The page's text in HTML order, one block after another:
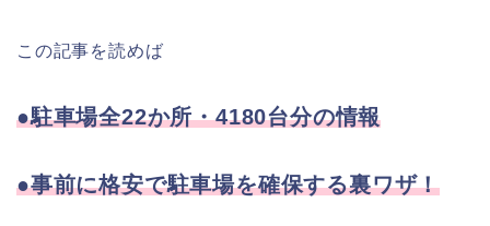
この記事を読めば
●駐車場全22か所・4180台分の情報
●事前に格安で駐車場を確保する裏ワザ！